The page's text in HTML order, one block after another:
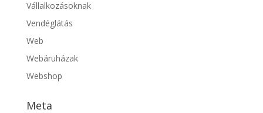
Vállalkozásoknak
Vendéglátás
Web
Webáruházak
Webshop
Meta